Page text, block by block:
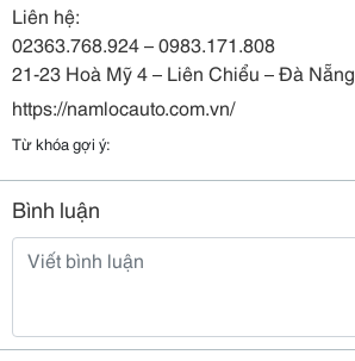
Liên hệ:
02363.768.924 – 0983.171.808
21-23 Hoà Mỹ 4 – Liên Chiểu – Đà Nẵng
https://namlocauto.com.vn/
Từ khóa gợi ý:
Bình luận